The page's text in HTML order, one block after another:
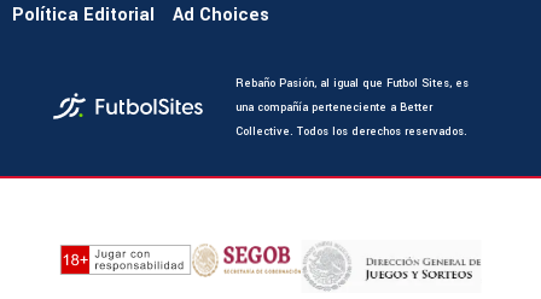
Política Editorial
Ad Choices
Rebaño Pasión, al igual que Futbol Sites, es
una compañía perteneciente a Better
Collective. Todos los derechos reservados.